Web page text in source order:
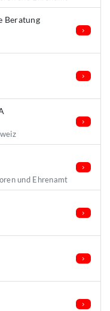
Beratung
und Ehrenamt